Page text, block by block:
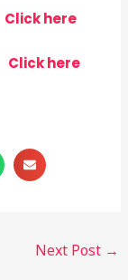
Click here
Click here
Next Post →